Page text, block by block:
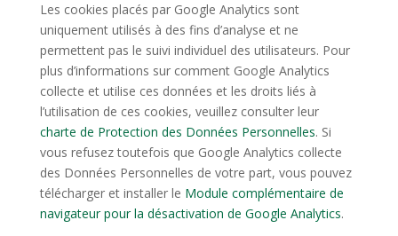
Les cookies placés par Google Analytics sont
uniquement utilisés à des fins d’analyse et ne
permettent pas le suivi individuel des utilisateurs. Pour
plus d’informations sur comment Google Analytics
collecte et utilise ces données et les droits liés à
l’utilisation de ces cookies, veuillez consulter leur
charte de Protection des Données Personnelles. Si
vous refusez toutefois que Google Analytics collecte
des Données Personnelles de votre part, vous pouvez
télécharger et installer le Module complémentaire de
navigateur pour la désactivation de Google Analytics.